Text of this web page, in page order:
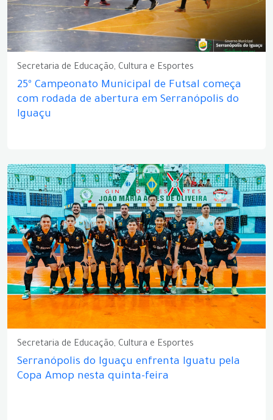
Secretaria de Educação, Cultura e Esportes
25º Campeonato Municipal de Futsal começa
com rodada de abertura em Serranópolis do
Iguaçu
Secretaria de Educação, Cultura e Esportes
Serranópolis do Iguaçu enfrenta Iguatu pela
Copa Amop nesta quinta-feira